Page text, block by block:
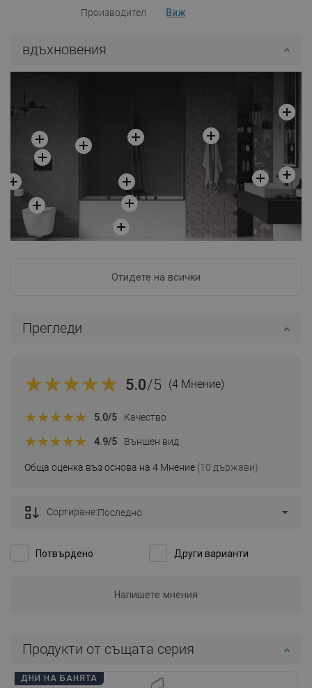
Производител Виж
вдъхновения
Отидете на всички
Прегледи
5.0/5 (4 Мнение)
Обща оценка въз основа на 4 Мнение (10 държави)
5.0/5 Качество
4.9/5 Външен вид
Потвърдено Други варианти
Сортиране:Последно
Напишете мнения
Продукти от същата серия
ДНИ НА БАНЯТА